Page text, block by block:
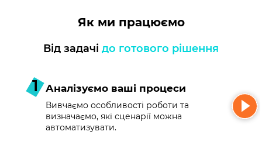
Як ми працюємо
Від задачі до готового рішення
1 Аналізуємо ваші процеси
Вивчаємо особливості роботи та
визначаємо, які сценарії можна
автоматизувати.